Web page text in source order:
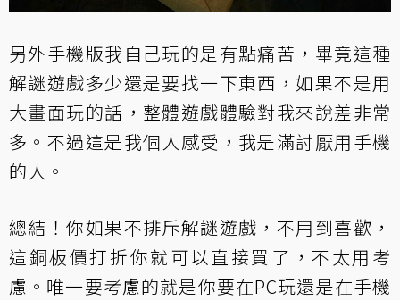
另外手機版我自己玩的是有點痛苦，畢竟這種
解謎遊戲多少還是要找一下東西，如果不是用
大畫面玩的話，整體遊戲體驗對我來說差非常
多。不過這是我個人感受，我是滿討厭用手機
的人。
總結！你如果不排斥解謎遊戲，不用到喜歡，
這銅板價打折你就可以直接買了，不太用考
慮。唯一要考慮的就是你要在PC玩還是在手機